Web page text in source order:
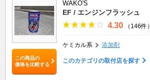
この商品の
価格を比較する
WAKO'S
EF / エンジンフラッシュ
4.30 （146件）
ケミカル系 添加剤
このカテゴリの取付店を探す